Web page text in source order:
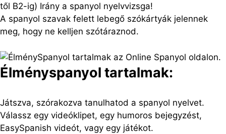
től B2-ig) Irány a spanyol nyelvvizsga!
A spanyol szavak felett lebegő szókártyák jelennek
meg, hogy ne kelljen szótáraznod.
Élményspanyol tartalmak:
Játszva, szórakozva tanulhatod a spanyol nyelvet.
Válassz egy videóklipet, egy humoros bejegyzést,
EasySpanish videót, vagy egy játékot.